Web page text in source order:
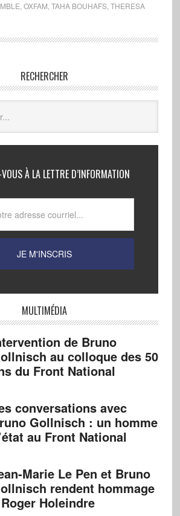
OXFAM TAHA BOUHAFS, THERESA
RECHERCHER
À LA LETTRE D’INFORMATION
MULTIMÉDIA
de Bruno
au colloque des 50
du Front National
conversations avec
Gollnisch : un homme
au Front National
Marie Le Pen et Bruno
rendent hommage
Holeindre